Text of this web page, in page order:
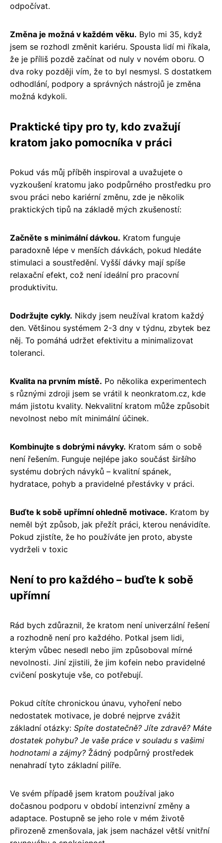
odpočívat.
Změna je možná v každém věku. Bylo mi 35, když
jsem se rozhodl změnit kariéru. Spousta lidí mi říkala,
že je příliš pozdě začínat od nuly v novém oboru. O
dva roky později vím, že to byl nesmysl. S dostatkem
odhodlání, podpory a správných nástrojů je změna
možná kdykoli.
Praktické tipy pro ty, kdo zvažují
kratom jako pomocníka v práci
Pokud vás můj příběh inspiroval a uvažujete o
vyzkoušení kratomu jako podpůrného prostředku pro
svou práci nebo kariérní změnu, zde je několik
praktických tipů na základě mých zkušeností:
Začněte s minimální dávkou. Kratom funguje
paradoxně lépe v menších dávkách, pokud hledáte
stimulaci a soustředění. Vyšší dávky mají spíše
relaxační efekt, což není ideální pro pracovní
produktivitu.
Dodržujte cykly. Nikdy jsem neužíval kratom každý
den. Většinou systémem 2-3 dny v týdnu, zbytek bez
něj. To pomáhá udržet efektivitu a minimalizovat
toleranci.
Kvalita na prvním místě. Po několika experimentech
s různými zdroji jsem se vrátil k neonkratom.cz, kde
mám jistotu kvality. Nekvalitní kratom může způsobit
nevolnost nebo mít minimální účinek.
Kombinujte s dobrými návyky. Kratom sám o sobě
není řešením. Funguje nejlépe jako součást širšího
systému dobrých návyků – kvalitní spánek,
hydratace, pohyb a pravidelné přestávky v práci.
Buďte k sobě upřímní ohledně motivace. Kratom by
neměl být způsob, jak přežít práci, kterou nenávidíte.
Pokud zjistíte, že ho používáte jen proto, abyste
vydrželi v toxic
Není to pro každého – buďte k sobě
upřímní
Rád bych zdůraznil, že kratom není univerzální řešení
a rozhodně není pro každého. Potkal jsem lidi,
kterým vůbec nesedl nebo jim způsoboval mírné
nevolnosti. Jiní zjistili, že jim kofein nebo pravidelné
cvičení poskytuje vše, co potřebují.
Pokud cítíte chronickou únavu, vyhoření nebo
nedostatek motivace, je dobré nejprve zvážit
základní otázky: Spíte dostatečně? Jíte zdravě? Máte
dostatek pohybu? Je vaše práce v souladu s vašimi
hodnotami a zájmy? Žádný podpůrný prostředek
nenahradí tyto základní pilíře.
Ve svém případě jsem kratom používal jako
dočasnou podporu v období intenzivní změny a
adaptace. Postupně se jeho role v mém životě
přirozeně zmenšovala, jak jsem nacházel větší vnitřní